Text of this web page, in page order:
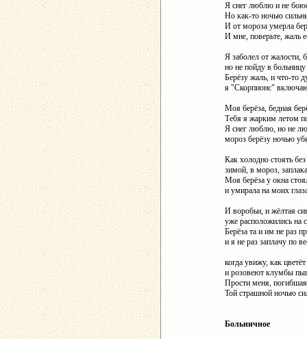
Я снег люблю и не
Но как-то ночью
И от мороза умерла
И мне, поверьте, жаль
Я заболел от жалости,
но не пойду в
Берёзу жаль, и что-то
я "Скорпионс"
Моя берёза, бедная
Тебя я жарким летом
Я снег люблю, но не
мороз берёзу ночью
Как холодно стоять
зимой, в мороз,
Моя берёза у окна
и умирала на моих
И воробьи, и жёлтая
уже расположились на
Берёза та и им не раз
и я не раз заплачу по
когда увижу, как
и розовеют клумбы
Прости меня, погибшая
Той страшной ночью
Больничное